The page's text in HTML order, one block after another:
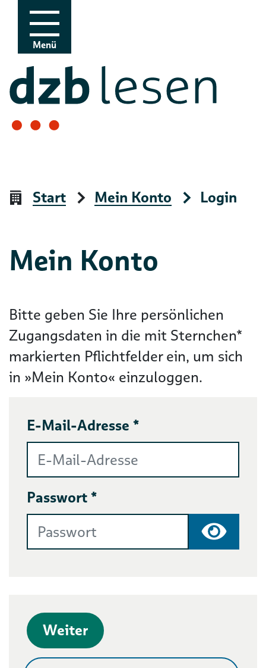
Zur Navigation
Zum Inhalt
Menü
Start Mein Konto Login
Mein Konto
Bitte geben Sie Ihre persönlichen
Zugangsdaten in die mit Sternchen*
markierten Pflichtfelder ein, um sich
in »Mein Konto« einzuloggen.
E-Mail-Adresse *
Passwort *
Weiter